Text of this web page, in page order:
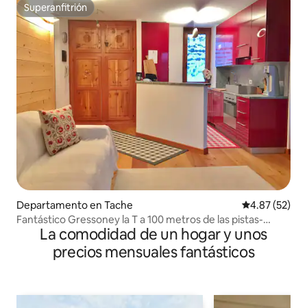
Superanfitrión
Superanfitrión
Departamento en Tache Calificación
4.87 (52)
Fantástico Gressoney la T a 100 metros de las pistas-
CIR0018La comodidad de un hogar y unos
precios mensuales fantásticos